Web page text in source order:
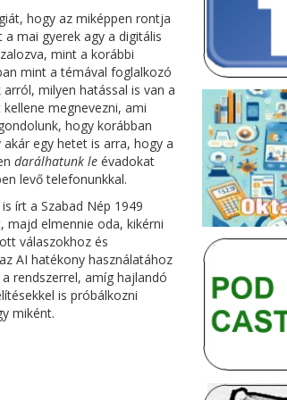
hogy az miképpen rontja
mai gyerek agy a digitális
mint a korábbi
mint a témával foglalkozó
milyen hatással is van a
megnevezni, ami
hogy korábban
egy hetet is arra, hogy a
darálhatunk le évadokat
levő telefonunkkal.
írt a Szabad Nép 1949
majd elmennie oda, kikérni
válaszokhoz és
AI hatékony használatához
rendszerrel, amíg hajlandó
is próbálkozni
miként.